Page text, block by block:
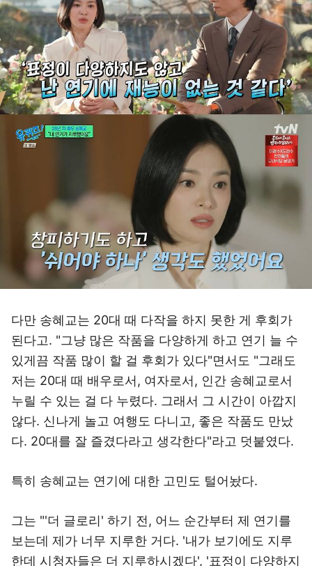
다만 송혜교는 20대 때 다작을 하지 못한 게 후회가
된다고. "그냥 많은 작품을 다양하게 하고 연기 늘 수
있게끔 작품 많이 할 걸 후회가 있다"면서도 "그래도
저는 20대 때 배우로서, 여자로서, 인간 송혜교로서
누릴 수 있는 걸 다 누렸다. 그래서 그 시간이 아깝지
않다. 신나게 놀고 여행도 다니고, 좋은 작품도 만났
다. 20대를 잘 즐겼다라고 생각한다"라고 덧붙였다.
특히 송혜교는 연기에 대한 고민도 털어놨다.
그는 "'더 글로리' 하기 전, 어느 순간부터 제 연기를
보는데 제가 너무 지루한 거다. '내가 보기에도 지루
한데 시청자들은 더 지루하시겠다', '표정이 다양하지